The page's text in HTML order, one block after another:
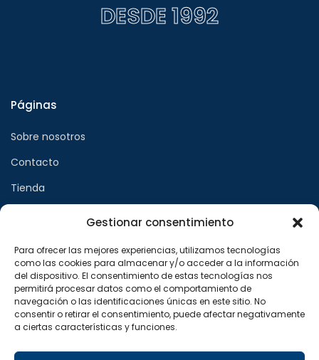
Gestionar consentimiento
Para ofrecer las mejores experiencias, utilizamos tecnologías
como las cookies para almacenar y/o acceder a la información
del dispositivo. El consentimiento de estas tecnologías nos
permitirá procesar datos como el comportamiento de
navegación o las identificaciones únicas en este sitio. No
consentir o retirar el consentimiento, puede afectar negativamente
a ciertas características y funciones.
DESDE 1992
Páginas
Sobre nosotros
Contacto
Tienda
Aviso legal
Política de privacidad
Política de cookies
Síguenos en